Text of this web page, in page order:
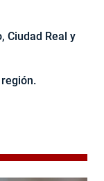
Ciudad Real y